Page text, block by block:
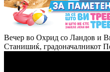
Вечер во Охрид со Ландов и
Станишиќ, градоначалникот